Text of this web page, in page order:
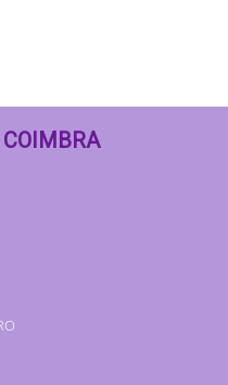
COIMBRA